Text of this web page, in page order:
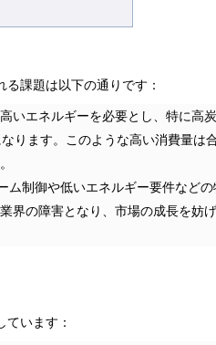
課題は以下の通りです：
いエネルギーを必要とし、特に高
ります。このような高い消費量は
制御や低いエネルギー要件などの
界の障害となり、市場の成長を妨
います：